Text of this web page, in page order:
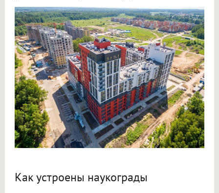
Как устроены наукограды